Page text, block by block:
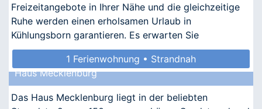
Freizeitangebote in Ihrer Nähe und die gleichzeitige
Ruhe werden einen erholsamen Urlaub in
Kühlungsborn garantieren. Es erwarten Sie
nostalgischer Ch
1 Ferienwohnung • Strandnah
Haus Mecklenburg
Das Haus Mecklenburg liegt in der beliebten